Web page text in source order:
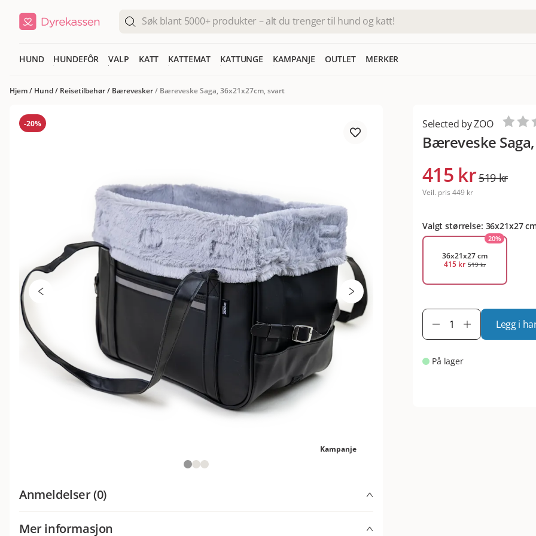
HUND HUNDEFÔR VALP KATT KATTEMAT KATTUNGE KAMPANJE OUTLET MERKER
Hjem/ Hund/ Reisetilbehør/ Bærevesker/ Bæreveske Saga, 36x21x27cm, svart
-20%
Kampanje
Anmeldelser (0)
Mer informasjon
Selected by ZOO
Bæreveske
415 kr519 kr
Veil. pris 449 kr
Valgt størrelse: 36x21x27
20%
36x21x27 cm
415 kr 519 kr
Legg i
På lager